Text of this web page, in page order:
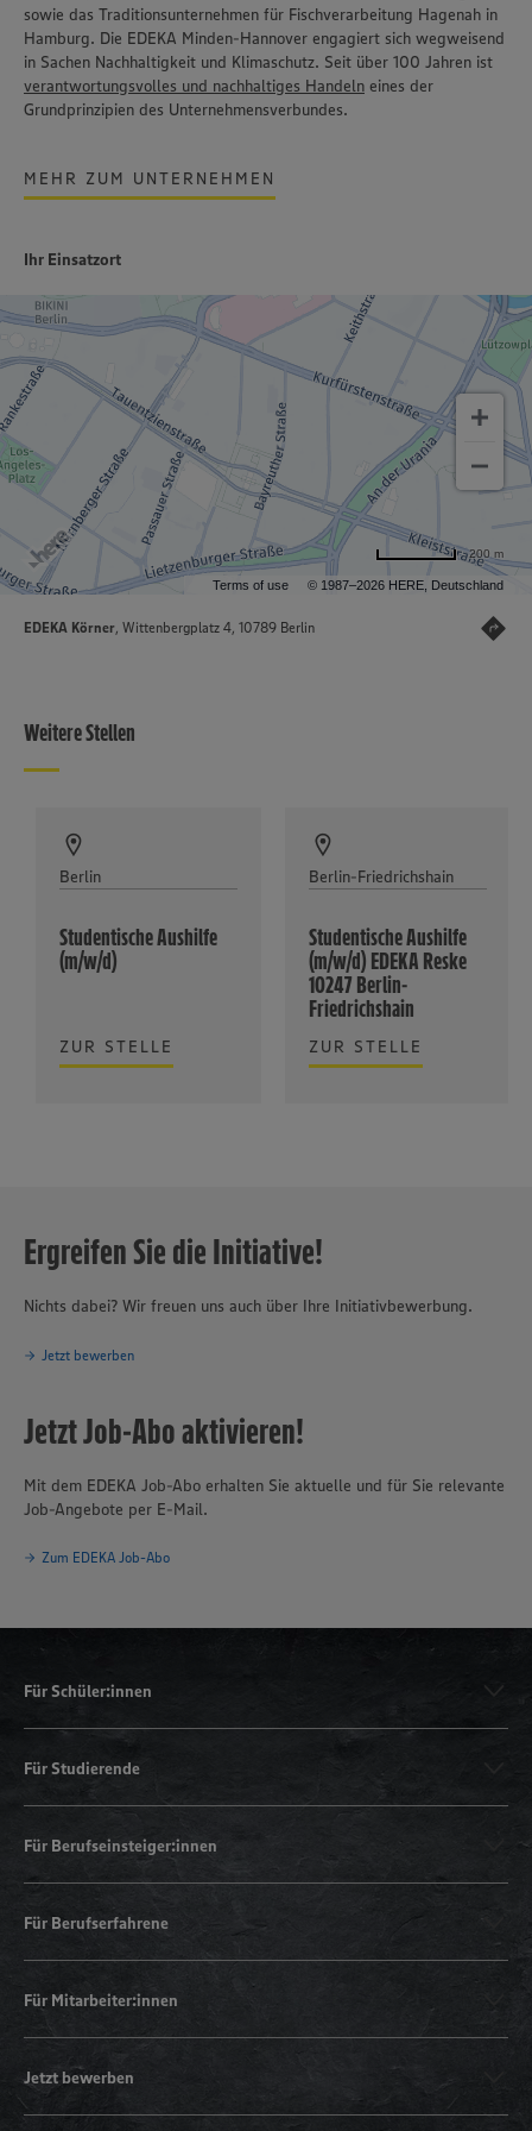
sowie das Traditionsunternehmen für Fischverarbeitung Hagenah in
Hamburg. Die EDEKA Minden-Hannover engagiert sich wegweisend
in Sachen Nachhaltigkeit und Klimaschutz. Seit über 100 Jahren ist
verantwortungsvolles und nachhaltiges Handeln eines der
Grundprinzipien des Unternehmensverbundes.
MEHR ZUM UNTERNEHMEN
Ihr Einsatzort
Terms of use © 1987–2026 HERE, Deutschland
200 m
EDEKA Körner, Wittenbergplatz 4, 10789 Berlin
Weitere Stellen
Berlin
Studentische Aushilfe
(m/w/d)
ZUR STELLE
Berlin-Friedrichshain
Studentische Aushilfe
(m/w/d) EDEKA Reske
10247 Berlin-
Friedrichshain
ZUR STELLE
Ergreifen Sie die Initiative!
Nichts dabei? Wir freuen uns auch über Ihre Initiativbewerbung.
Jetzt bewerben
Jetzt Job-Abo aktivieren!
Mit dem EDEKA Job-Abo erhalten Sie aktuelle und für Sie relevante
Job-Angebote per E-Mail.
Zum EDEKA Job-Abo
Für Schüler:innen
Für Studierende
Für Berufseinsteiger:innen
Für Berufserfahrene
Für Mitarbeiter:innen
Jetzt bewerben